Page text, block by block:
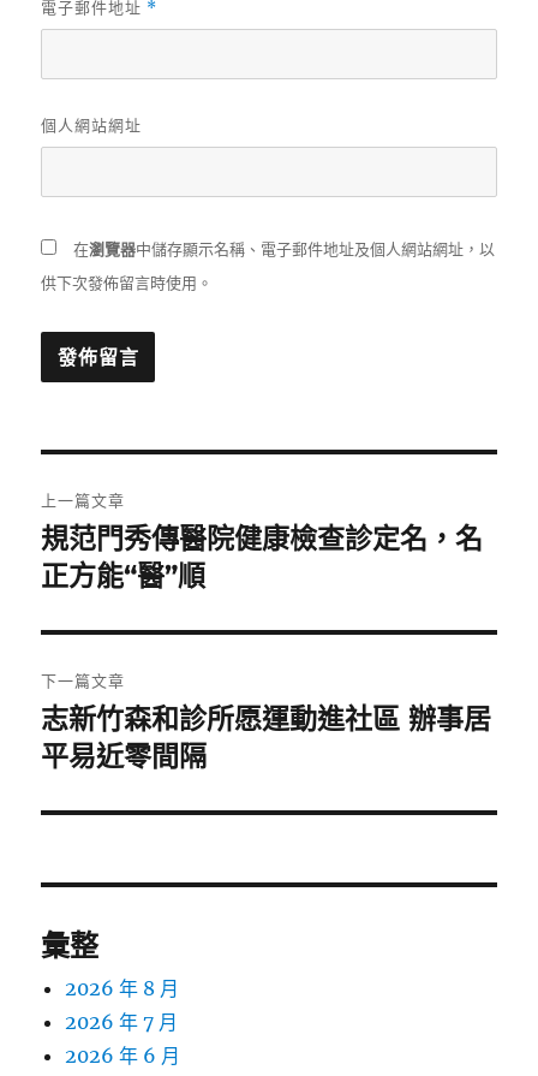
電子郵件地址 *
個人網站網址
在瀏覽器中儲存顯示名稱、電子郵件地址及個人網站網址，以
供下次發佈留言時使用。
章
導
覽
上一篇文章
上
一
文
章:
規范門秀傳醫院健康檢查診定名，名
正方能“醫”順
下一篇文章
下
一
文
志新竹森和診所愿運動進社區 辦事居
平易近零間隔
彙整
2026 年 8 月
2026 年 7 月
2026 年 6 月